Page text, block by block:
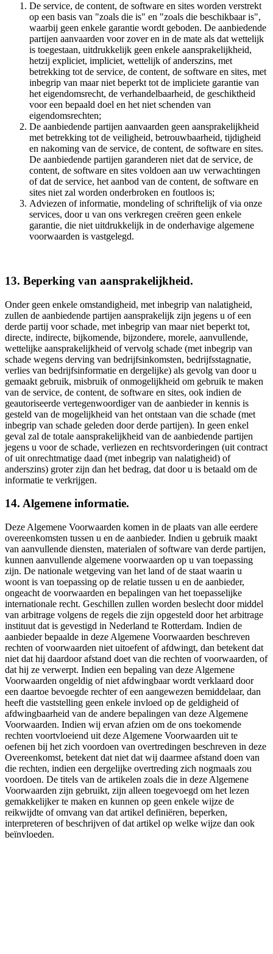
De service, de content, de software en sites worden verstrekt
op een basis van "zoals die is" en "zoals die beschikbaar is",
waarbij geen enkele garantie wordt geboden. De aanbiedende
partijen aanvaarden voor zover en in de mate als dat wettelijk
is toegestaan, uitdrukkelijk geen enkele aansprakelijkheid,
hetzij expliciet, impliciet, wettelijk of anderszins, met
betrekking tot de service, de content, de software en sites, met
inbegrip van maar niet beperkt tot de impliciete garantie van
het eigendomsrecht, de verhandelbaarheid, de geschiktheid
voor een bepaald doel en het niet schenden van
eigendomsrechten;
De aanbiedende partijen aanvaarden geen aansprakelijkheid
met betrekking tot de veiligheid, betrouwbaarheid, tijdigheid
en nakoming van de service, de content, de software en sites.
De aanbiedende partijen garanderen niet dat de service, de
content, de software en sites voldoen aan uw verwachtingen
of dat de service, het aanbod van de content, de software en
sites niet zal worden onderbroken en foutloos is;
Adviezen of informatie, mondeling of schriftelijk of via onze
services, door u van ons verkregen creëren geen enkele
garantie, die niet uitdrukkelijk in de onderhavige algemene
voorwaarden is vastgelegd.
13. Beperking van aansprakelijkheid.
Onder geen enkele omstandigheid, met inbegrip van nalatigheid,
zullen de aanbiedende partijen aansprakelijk zijn jegens u of een
derde partij voor schade, met inbegrip van maar niet beperkt tot,
directe, indirecte, bijkomende, bijzondere, morele, aanvullende,
wettelijke aansprakelijkheid of vervolg schade (met inbegrip van
schade wegens derving van bedrijfsinkomsten, bedrijfsstagnatie,
verlies van bedrijfsinformatie en dergelijke) als gevolg van door u
gemaakt gebruik, misbruik of onmogelijkheid om gebruik te maken
van de service, de content, de software en sites, ook indien de
geautoriseerde vertegenwoordiger van de aanbieder in kennis is
gesteld van de mogelijkheid van het ontstaan van die schade (met
inbegrip van schade geleden door derde partijen). In geen enkel
geval zal de totale aansprakelijkheid van de aanbiedende partijen
jegens u voor de schade, verliezen en rechtsvorderingen (uit contract
of uit onrechtmatige daad (met inbegrip van nalatigheid) of
anderszins) groter zijn dan het bedrag, dat door u is betaald om de
informatie te verkrijgen.
14. Algemene informatie.
Deze Algemene Voorwaarden komen in de plaats van alle eerdere
overeenkomsten tussen u en de aanbieder. Indien u gebruik maakt
van aanvullende diensten, materialen of software van derde partijen,
kunnen aanvullende algemene voorwaarden op u van toepassing
zijn. De nationale wetgeving van het land of de staat waarin u
woont is van toepassing op de relatie tussen u en de aanbieder,
ongeacht de voorwaarden en bepalingen van het toepasselijke
internationale recht. Geschillen zullen worden beslecht door middel
van arbitrage volgens de regels die zijn opgesteld door het arbitrage
instituut dat is gevestigd in Nederland te Rotterdam. Indien de
aanbieder bepaalde in deze Algemene Voorwaarden beschreven
rechten of voorwaarden niet uitoefent of afdwingt, dan betekent dat
niet dat hij daardoor afstand doet van die rechten of voorwaarden, of
dat hij ze verwerpt. Indien een bepaling van deze Algemene
Voorwaarden ongeldig of niet afdwingbaar wordt verklaard door
een daartoe bevoegde rechter of een aangewezen bemiddelaar, dan
heeft die vaststelling geen enkele invloed op de geldigheid of
afdwingbaarheid van de andere bepalingen van deze Algemene
Voorwaarden. Indien wij ervan afzien om de ons toekomende
rechten voortvloeiend uit deze Algemene Voorwaarden uit te
oefenen bij het zich voordoen van overtredingen beschreven in deze
Overeenkomst, betekent dat niet dat wij daarmee afstand doen van
die rechten, indien een dergelijke overtreding zich nogmaals zou
voordoen. De titels van de artikelen zoals die in deze Algemene
Voorwaarden zijn gebruikt, zijn alleen toegevoegd om het lezen
gemakkelijker te maken en kunnen op geen enkele wijze de
reikwijdte of omvang van dat artikel definiëren, beperken,
interpreteren of beschrijven of dat artikel op welke wijze dan ook
beïnvloeden.